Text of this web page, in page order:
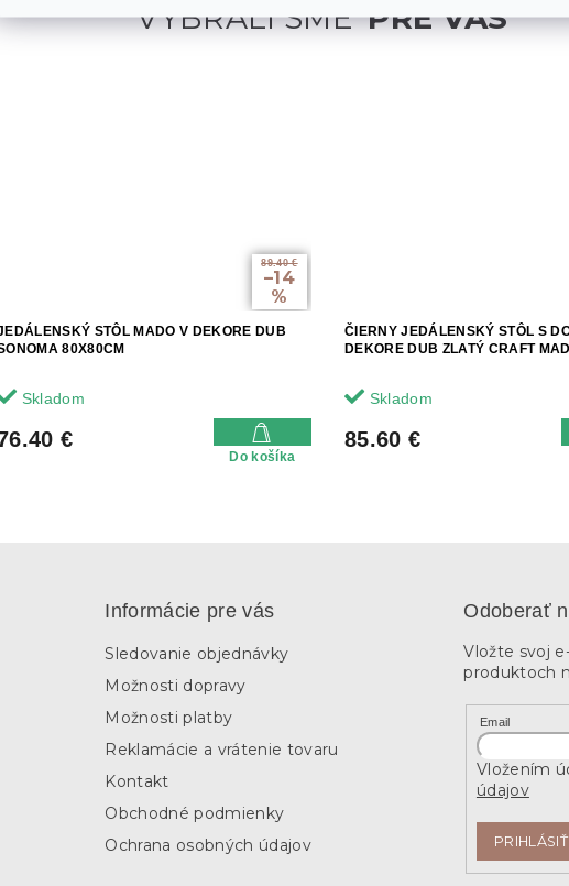
89.40 €
–14
%
STÔL MADO V DEKORE DUB
80X80CM
Skladom
€
Do košíka
ČIERNY JEDÁLENSKÝ STÔL S
DEKORE DUB ZLATÝ CRAFT
Skladom
85.60 €
Informácie pre vás
Sledovanie objednávky
Možnosti dopravy
Možnosti platby
Reklamácie a vrátenie tovaru
Kontakt
Obchodné podmienky
Ochrana osobných údajov
Odoberať
Vložte svoj
produktoch
Email
Vložením
údajov